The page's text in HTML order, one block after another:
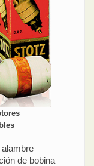
de bobina